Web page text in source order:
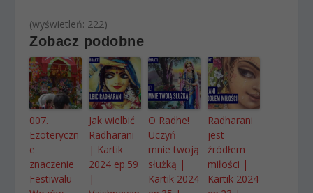
(wyświetleń: 222)
Zobacz podobne
007.
Ezoteryczn
e
znaczenie
Festiwalu
Jak wielbić
Radharani
| Kartik
2024 ep.59
|
O Radhe!
Uczyń
mnie twoją
służką |
Kartik 2024
Radharani
jest
źródłem
miłości |
Kartik 2024